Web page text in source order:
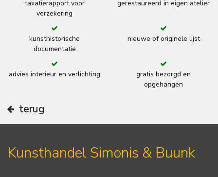
taxatierapport voor
verzekering
gerestaureerd in eigen atelier
kunsthistorische
documentatie
nieuwe of originele lijst
advies interieur en verlichting
gratis bezorgd en
opgehangen
terug
Kunsthandel Simonis & Buunk